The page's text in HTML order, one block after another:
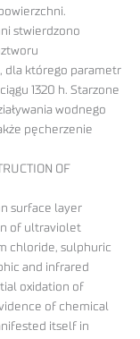
stwierdzono
dla którego parametr
1320 h. Starzone
wodnego
pęcherzenie
OF
surface layer
of ultraviolet
chloride, sulphuric
and infrared
oxidation of
of chemical
itself in